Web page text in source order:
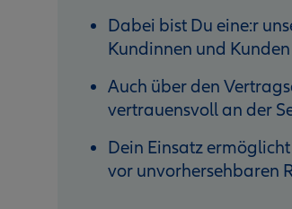
Dabei bist Du eine:r
Kundinnen und
Auch über den
vertrauensvoll an der
Dein Einsatz
vor unvorhersehbaren